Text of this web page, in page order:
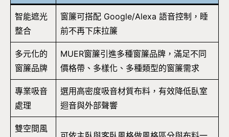
智能遮光
整合
窗簾可搭配 Google/Alexa 語音控制，睡
前不再下床拉簾
多元化的
窗簾品牌
MUER窗簾引進多種窗簾品牌，滿足不同
價格帶、多樣化、多種類型的窗簾需求
專業吸音
處理
選用高密度吸音材質布料，有效降低臥室
迴音與外部聲響
雙空間風